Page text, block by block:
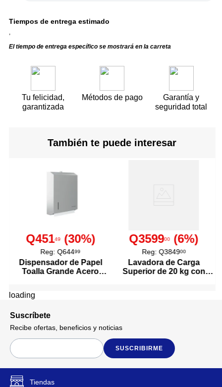
Tiempos de entrega estimado
,
El tiempo de entrega específico se mostrará en la carreta
Tu felicidad,
garantizada
Métodos de pago
Garantía y
seguridad total
También te puede interesar
Q45149 (30%)
Reg: Q64499
Dispensador de Papel
Toalla Grande Acero
Q359900 (6%)
Reg: Q384900
Lavadora de Carga
Superior de 20 kg con
loading
Suscríbete
Recibe ofertas, beneficios y noticias
SUSCRIBIRME
Tiendas